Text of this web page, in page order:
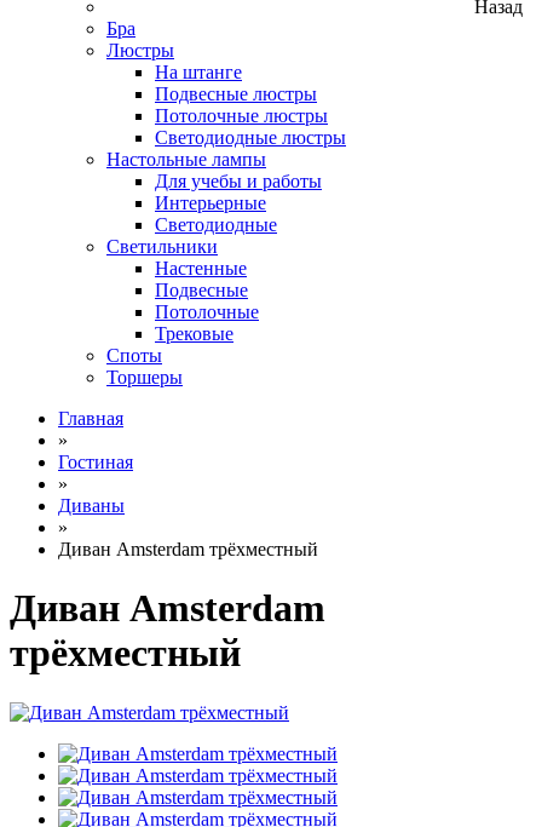
Назад
Бра
Люстры
На штанге
Подвесные люстры
Потолочные люстры
Светодиодные люстры
Настольные лампы
Для учебы и работы
Интерьерные
Светодиодные
Светильники
Настенные
Подвесные
Потолочные
Трековые
Споты
Торшеры
Главная
»
Гостиная
»
Диваны
»
Диван Amsterdam трёхместный
Диван Amsterdam
трёхместный